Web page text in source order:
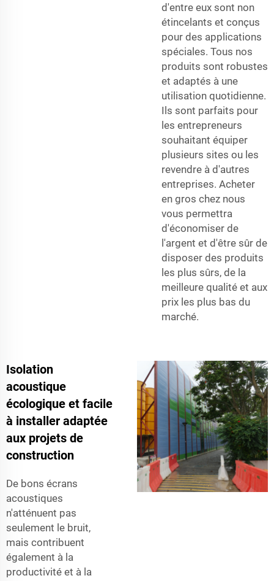
d'entre eux sont non
étincelants et conçus
pour des applications
spéciales. Tous nos
produits sont robustes
et adaptés à une
utilisation quotidienne.
Ils sont parfaits pour
les entrepreneurs
souhaitant équiper
plusieurs sites ou les
revendre à d'autres
entreprises. Acheter
en gros chez nous
vous permettra
d'économiser de
l'argent et d'être sûr de
disposer des produits
les plus sûrs, de la
meilleure qualité et aux
prix les plus bas du
marché.
Isolation
acoustique
écologique et facile
à installer adaptée
aux projets de
construction
De bons écrans
acoustiques
n'atténuent pas
seulement le bruit,
mais contribuent
également à la
productivité et à la